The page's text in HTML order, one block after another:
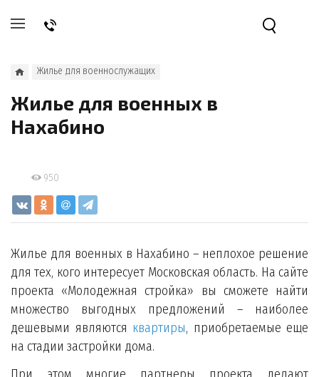
Жилье для военнослужащих
Жилье для военных в
Нахабино
950
Жилье для военных в Нахабино – неплохое решение
для тех, кого интересует Московская область. На сайте
проекта «Молодежная стройка» вы сможете найти
множество выгодных предложений – наиболее
дешевыми являются квартиры, приобретаемые еще
на стадии застройки дома.